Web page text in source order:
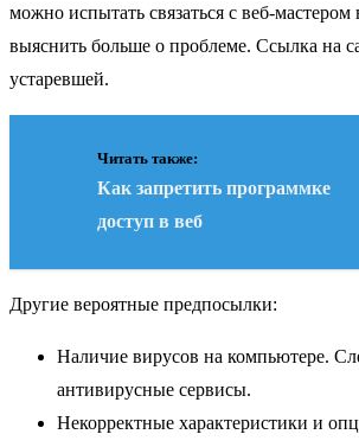
можно испытать связаться с веб-мастером
выяснить больше о проблеме. Ссылка на
устаревшей.
Читать также:
Как запретить программке
доступ в веб
Другие вероятные предпосылки:
Наличие вирусов на компьютере.
антивирусные сервисы.
Некорректные характеристики и